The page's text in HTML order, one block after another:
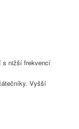
s nižší frekvencí
Vyšší